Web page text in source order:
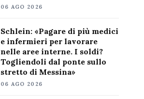
06 AGO 2026
Schlein: «Pagare di più medici
e infermieri per lavorare
nelle aree interne. I soldi?
Togliendoli dal ponte sullo
stretto di Messina»
06 AGO 2026